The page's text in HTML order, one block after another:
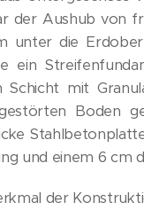
der Aushub von
unter die
ein
mit
Boden
und einem 6 cm
der